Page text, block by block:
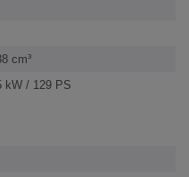
cm³
kW / 129 PS